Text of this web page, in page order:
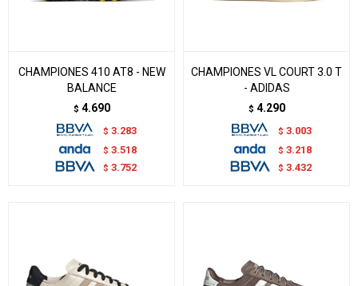
CHAMPIONES 410 AT8 - NEW
BALANCE
$ 4.690
$ 3.283
$ 3.518
$ 3.752
CHAMPIONES VL COURT 3.0 T
- ADIDAS
$ 4.290
$ 3.003
$ 3.218
$ 3.432